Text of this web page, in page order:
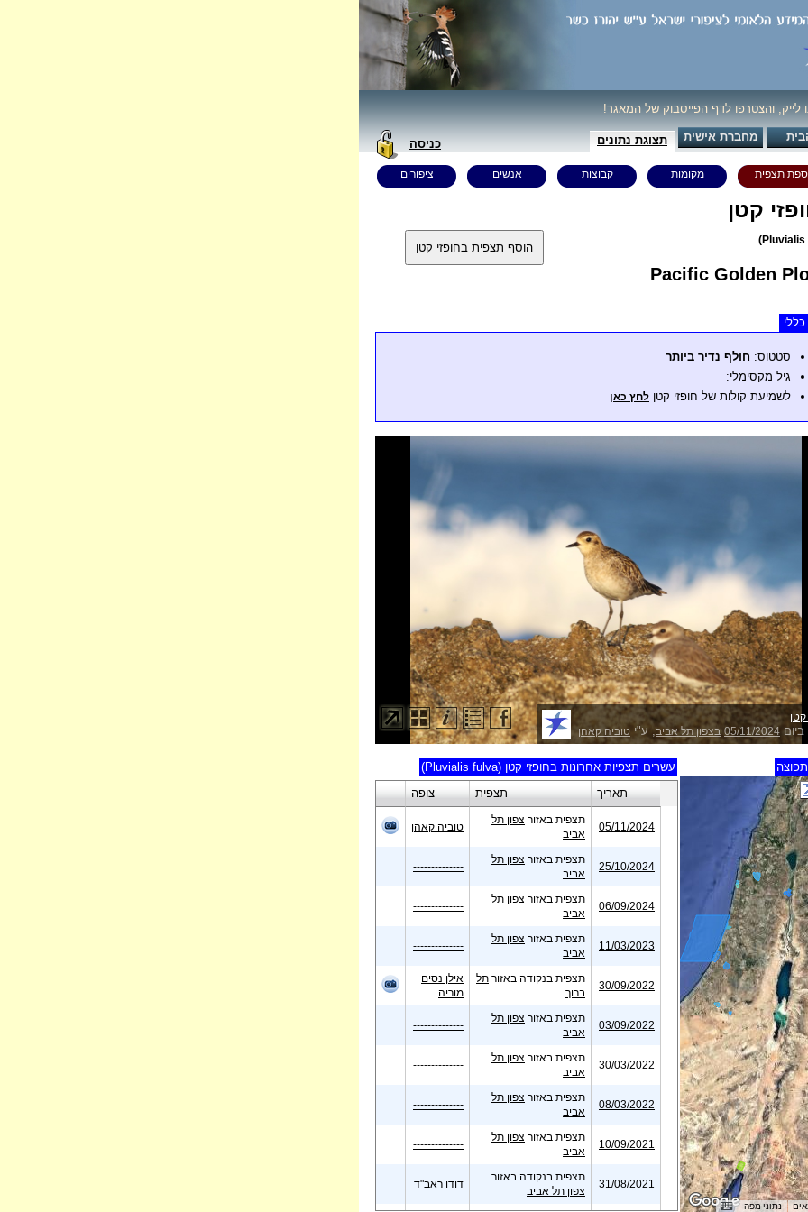
לייק, והצטרפו לדף הפייסבוק של המאגר!
מחברת אישית תצוגת נתונים כניסה
תצפית מקומות קבוצות אנשים ציפורים
קטן
Pacific Golden
סטטוס: חולף נדיר ביותר
גיל מקסימלי:
לשמיעת קולות של חופזי קטן לחץ כאן
קטן
05/11/2024 בצפון תל אביב, ע"י טוביה קאהן
עשרים תצפיות אחרונות בחופזי קטן (Pluvialis fulva)
צופה
תצפית תאריך
טוביה קאהן
תצפית באזור צפון תל
אביב
05/11/2024
--------------
תצפית באזור צפון תל
אביב
25/10/2024
--------------
תצפית באזור צפון תל
אביב
06/09/2024
--------------
תצפית באזור צפון תל
אביב
11/03/2023
אילן נסים
מוריה
תצפית בנקודה באזור תל
ברוך
30/09/2022
--------------
תצפית באזור צפון תל
אביב
03/09/2022
--------------
תצפית באזור צפון תל
אביב
30/03/2022
--------------
תצפית באזור צפון תל
אביב
08/03/2022
--------------
תצפית באזור צפון תל
אביב
10/09/2021
דודו ראב"ד
תצפית בנקודה באזור
צפון תל אביב
31/08/2021